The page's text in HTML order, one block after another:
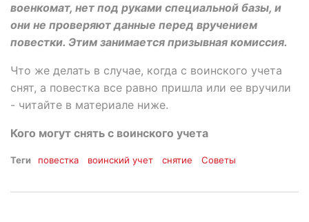
военкомат, нет под руками специальной базы, и
они не проверяют данные перед вручением
повестки. Этим занимается призывная комиссия.
Что же делать в случае, когда с воинского учета
снят, а повестка все равно пришла или ее вручили
- читайте в материале ниже.
Кого могут снять с воинского учета
Теги повестка воинский учет снятие Советы